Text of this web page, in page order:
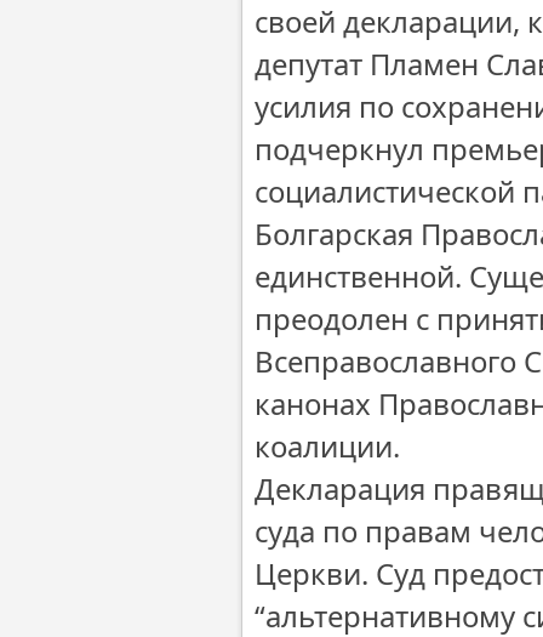
своей декларации,
депутат Пламен
усилия по
подчеркнул
социалистической
Болгарская
единственной.
преодолен с
Всеправославного
канонах
коалиции.
Декларация
суда по правам
Церкви. Суд
“альтернативному